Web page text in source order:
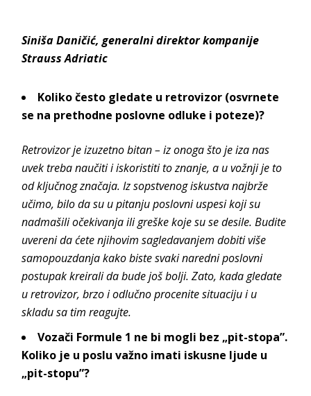
Siniša Daničić, generalni direktor kompanije
Strauss Adriatic
Koliko često gledate u retrovizor (osvrnete
se na prethodne poslovne odluke i poteze)?
Retrovizor je izuzetno bitan – iz onoga što je iza nas
uvek treba naučiti i iskoristiti to znanje, a u vožnji je to
od ključnog značaja. Iz sopstvenog iskustva najbrže
učimo, bilo da su u pitanju poslovni uspesi koji su
nadmašili očekivanja ili greške koje su se desile. Budite
uvereni da ćete njihovim sagledavanjem dobiti više
samopouzdanja kako biste svaki naredni poslovni
postupak kreirali da bude još bolji. Zato, kada gledate
u retrovizor, brzo i odlučno procenite situaciju i u
skladu sa tim reagujte.
Vozači Formule 1 ne bi mogli bez „pit-stopa”.
Koliko je u poslu važno imati iskusne ljude u
„pit-stopu”?